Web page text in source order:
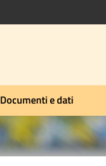
Documenti e dati